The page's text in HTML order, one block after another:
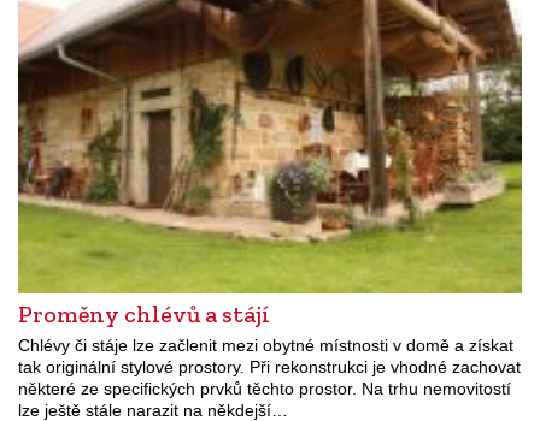
Proměny chlévů a stájí
Chlévy či stáje lze začlenit mezi obytné místnosti v domě a získat
tak originální stylové prostory. Při rekonstrukci je vhodné zachovat
některé ze specifických prvků těchto prostor. Na trhu nemovitostí
lze ještě stále narazit na někdejší…